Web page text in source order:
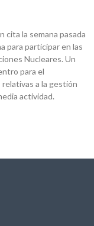
cita la semana pasada
para participar en las
Nucleares. Un
para el
a la gestión
actividad.